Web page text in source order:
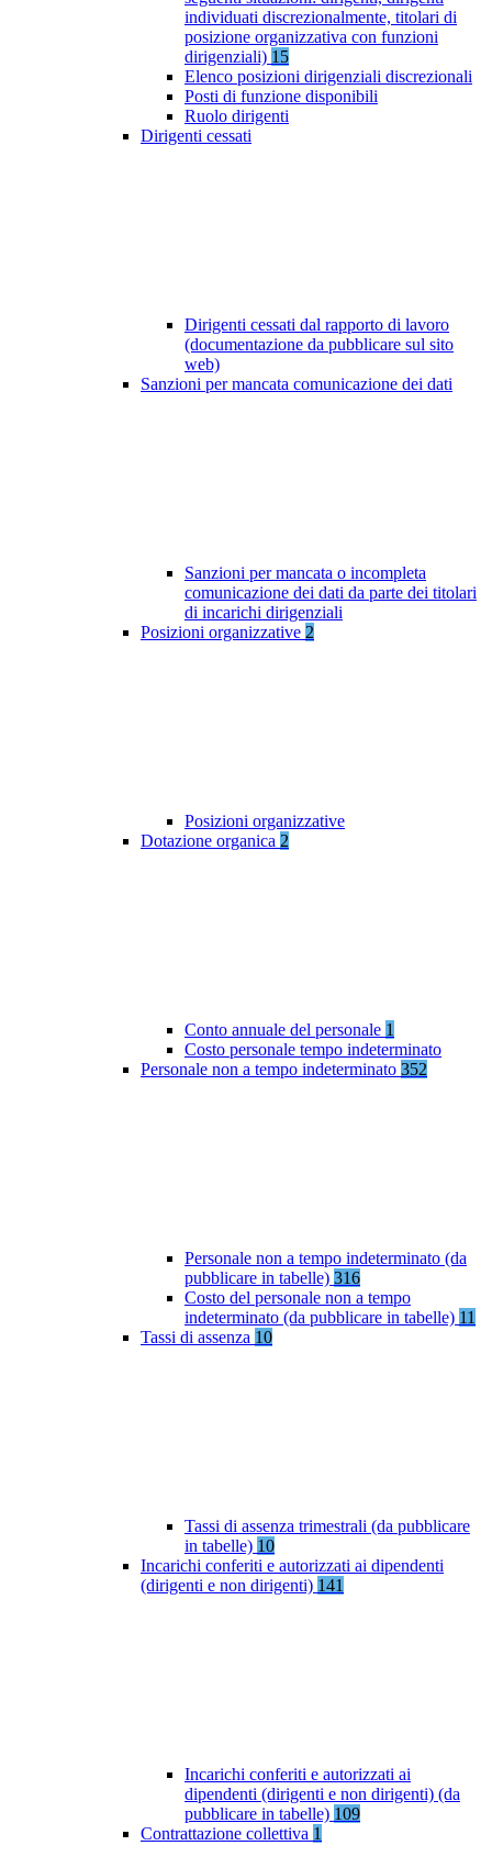
individuati discrezionalmente, titolari di
posizione organizzativa con funzioni
dirigenziali) 15
Elenco posizioni dirigenziali discrezionali
Posti di funzione disponibili
Ruolo dirigenti
Dirigenti cessati
Dirigenti cessati dal rapporto di lavoro
(documentazione da pubblicare sul sito
web)
Sanzioni per mancata comunicazione dei dati
Sanzioni per mancata o incompleta
comunicazione dei dati da parte dei titolari
di incarichi dirigenziali
Posizioni organizzative 2
Posizioni organizzative
Dotazione organica 2
Conto annuale del personale 1
Costo personale tempo indeterminato
Personale non a tempo indeterminato 352
Personale non a tempo indeterminato (da
pubblicare in tabelle) 316
Costo del personale non a tempo
indeterminato (da pubblicare in tabelle) 11
Tassi di assenza 10
Tassi di assenza trimestrali (da pubblicare
in tabelle) 10
Incarichi conferiti e autorizzati ai dipendenti
(dirigenti e non dirigenti) 141
Incarichi conferiti e autorizzati ai
dipendenti (dirigenti e non dirigenti) (da
pubblicare in tabelle) 109
Contrattazione collettiva 1